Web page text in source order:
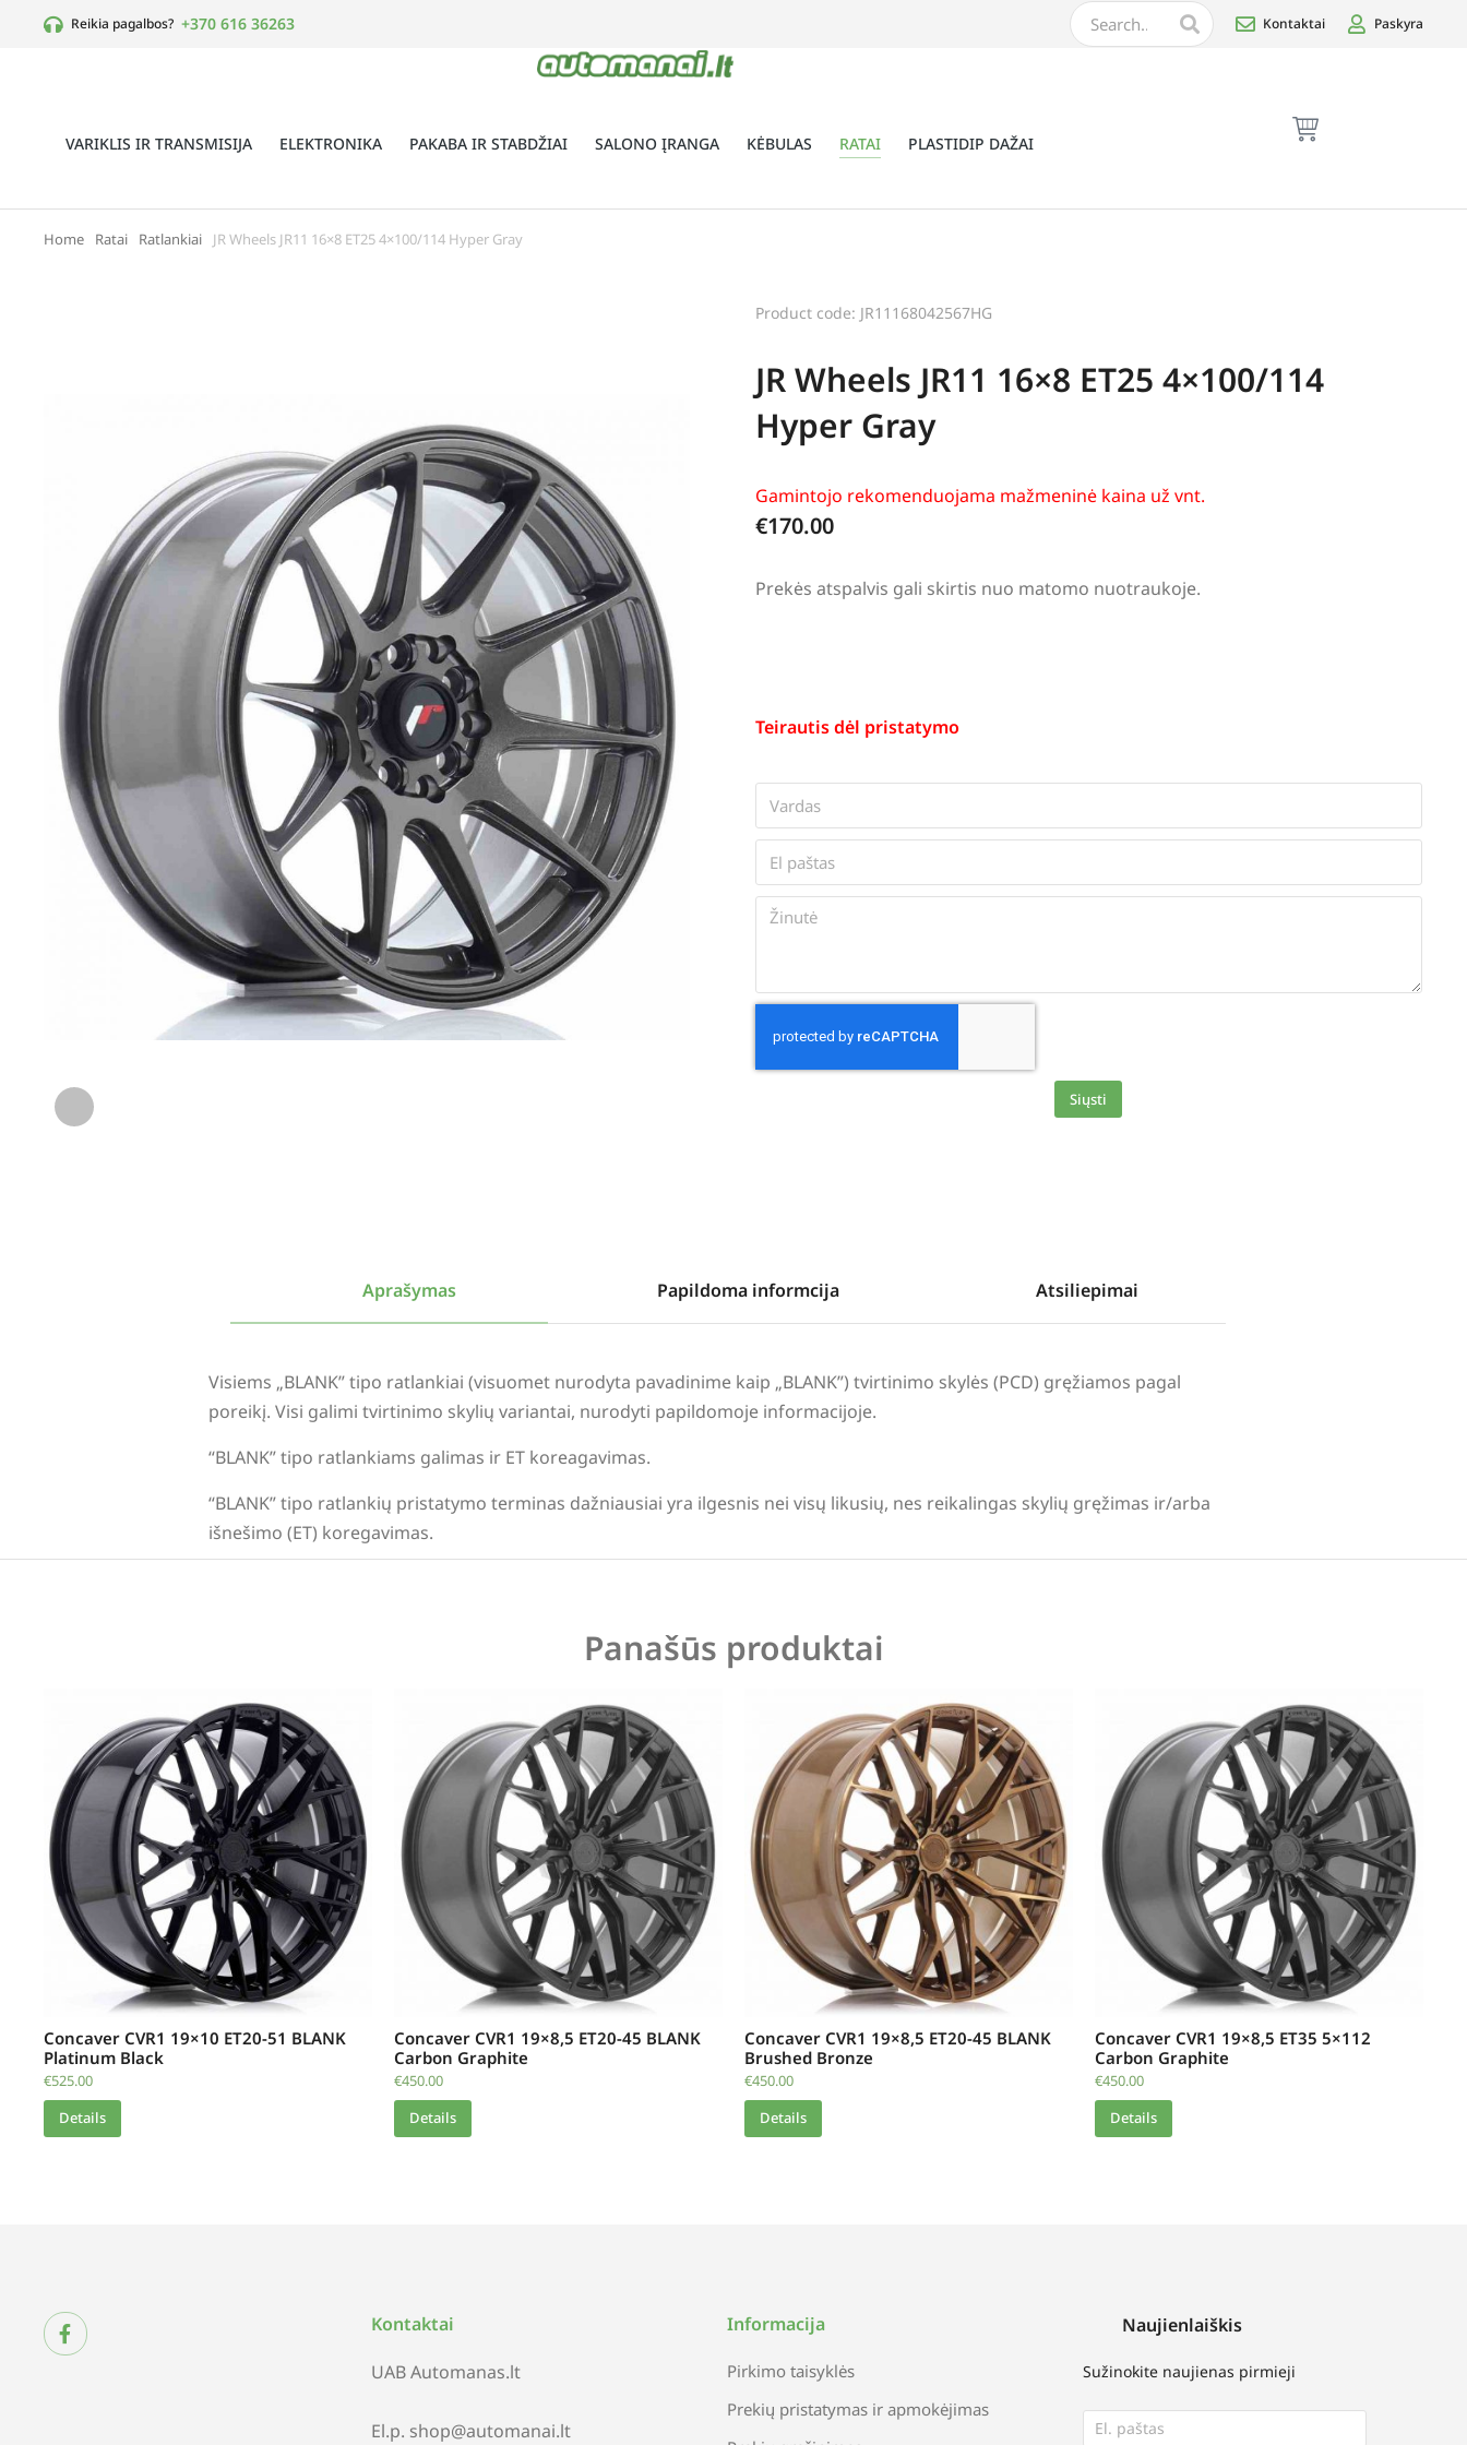
Reikia pagalbos? +370 616 36263 Kontaktai Paskyra
VARIKLIS IR TRANSMISIJA ELEKTRONIKA PAKABA IR STABDŽIAI SALONO ĮRANGA KĖBULAS RATAI PLASTIDIP DAŽAI
You are here:
Home Ratai Ratlankiai JR Wheels JR11 16×8 ET25 4×100/114 Hyper Gray
Product code: JR11168042567HG
JR Wheels JR11 16×8 ET25 4×100/114
Hyper Gray
Gamintojo rekomenduojama mažmeninė kaina už vnt.
€170.00
Prekės atspalvis gali skirtis nuo matomo nuotraukoje.
Teirautis dėl pristatymo
Siųsti
Aprašymas Papildoma informcija Atsiliepimai
Visiems „BLANK” tipo ratlankiai (visuomet nurodyta pavadinime kaip „BLANK”) tvirtinimo skylės (PCD) gręžiamos pagal
poreikį. Visi galimi tvirtinimo skylių variantai, nurodyti papildomoje informacijoje.
“BLANK” tipo ratlankiams galimas ir ET koreagavimas.
“BLANK” tipo ratlankių pristatymo terminas dažniausiai yra ilgesnis nei visų likusių, nes reikalingas skylių gręžimas ir/arba
išnešimo (ET) koregavimas.
Panašūs produktai
Concaver CVR1 19×10 ET20-51 BLANK
Platinum Black
€525.00
Details
Concaver CVR1 19×8,5 ET20-45 BLANK
Carbon Graphite
€450.00
Details
Concaver CVR1 19×8,5 ET20-45 BLANK
Brushed Bronze
€450.00
Details
Concaver CVR1 19×8,5 ET35 5×112
Carbon Graphite
€450.00
Details
Kontaktai
UAB Automanas.lt
El.p. shop@automanai.lt
Informacija
Pirkimo taisyklės
Prekių pristatymas ir apmokėjimas
Naujienlaiškis
Sužinokite naujienas pirmieji